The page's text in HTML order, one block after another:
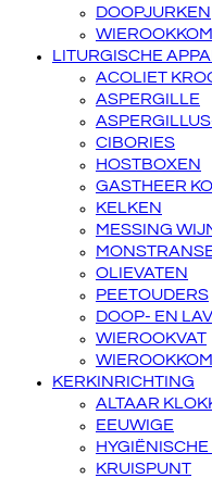
DOOPJURKEN
LITURGISCHE
ACOLIET
ASPERGILLE
CIBORIES
HOSTBOXEN
GASTHEER
KELKEN
MESSING
OLIEVATEN
PEETOUDERS
DOOP- EN
WIEROOKVAT
KERKINRICHTING
ALTAAR
EEUWIGE
KRUISPUNT